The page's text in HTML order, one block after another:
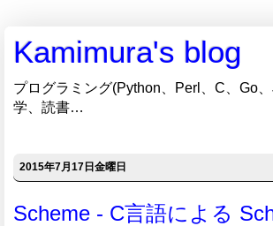
Kamimura's blog
プログラミング(Python、Perl、C、Go
学、読書…
2015年7月17日金曜日
Scheme - C言語による